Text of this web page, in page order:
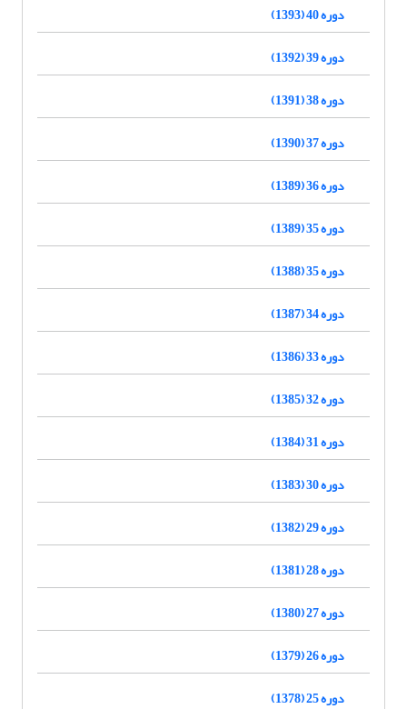
دوره 40 (1393)
دوره 39 (1392)
دوره 38 (1391)
دوره 37 (1390)
دوره 36 (1389)
دوره 35 (1389)
دوره 35 (1388)
دوره 34 (1387)
دوره 33 (1386)
دوره 32 (1385)
دوره 31 (1384)
دوره 30 (1383)
دوره 29 (1382)
دوره 28 (1381)
دوره 27 (1380)
دوره 26 (1379)
دوره 25 (1378)